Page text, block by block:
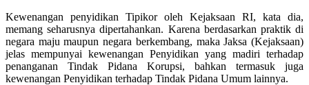
Kewenangan penyidikan Tipikor oleh Kejaksaan RI, kata dia,
memang seharusnya dipertahankan. Karena berdasarkan praktik di
negara maju maupun negara berkembang, maka Jaksa (Kejaksaan)
jelas mempunyai kewenangan Penyidikan yang madiri terhadap
penanganan Tindak Pidana Korupsi, bahkan termasuk juga
kewenangan Penyidikan terhadap Tindak Pidana Umum lainnya.